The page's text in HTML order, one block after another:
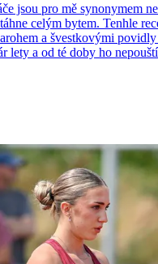
jsou pro mě synonymem
celým bytem. Tenhle
a švestkovými povidly
lety a od té doby ho